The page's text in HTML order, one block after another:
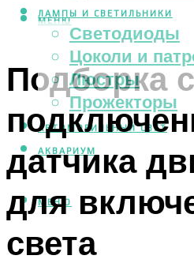
ЛАМПЫ И СВЕТИЛЬНИКИ
Светодиоды
Цоколи и
Люстры
Прожекторы
АВТОМОБИЛЬНЫЙ СВЕТ
АКВАРИУМ
МЕНЮ
МЕНЮ
Подборка
датчика
для
света